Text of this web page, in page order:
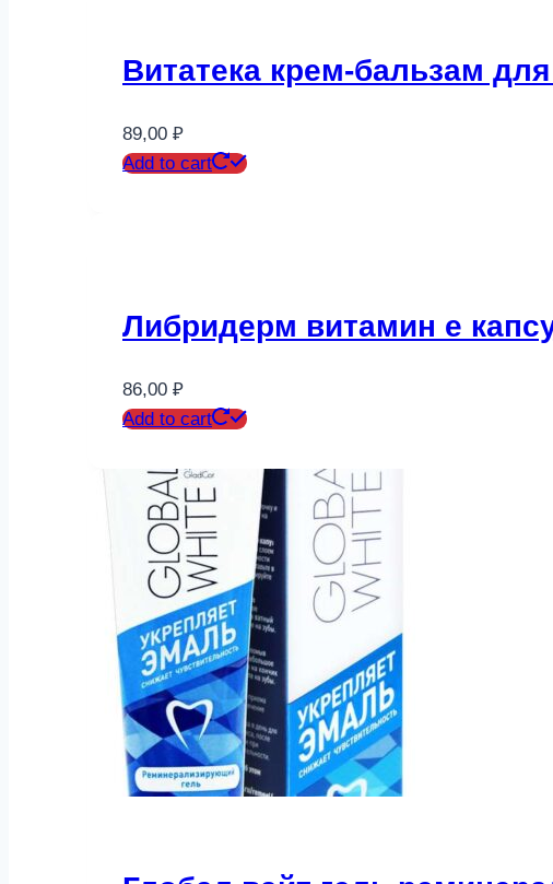
Витатека крем-бальзам
89,00 ₽
Add to cart
Либридерм витамин е
86,00 ₽
Add to cart